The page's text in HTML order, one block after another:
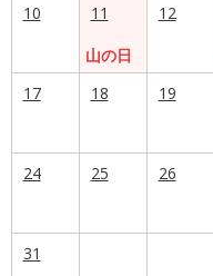
10
11
山の日
12
17
18 19
24 25 26
31